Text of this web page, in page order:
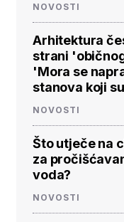
NOVOSTI
Arhitektura
strani
'Mora se
stanova koji
NOVOSTI
Što utječe na
za
voda?
NOVOSTI